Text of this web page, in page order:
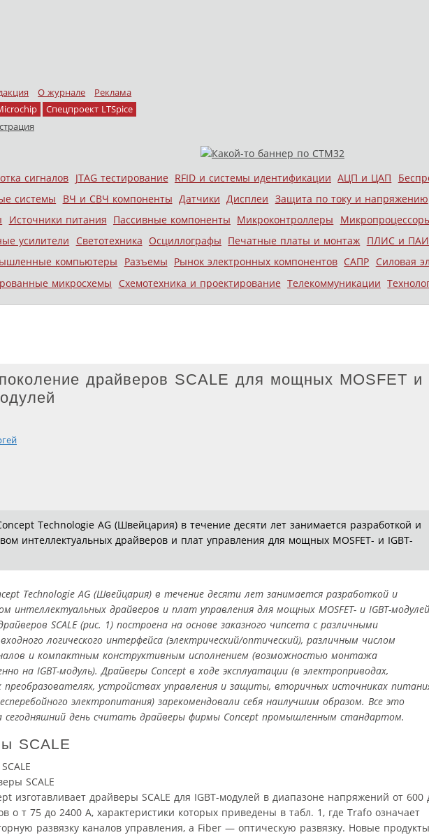
О журнале
Реклама
Спецпроект LTSpice
сигналов JTAG тестирование RFID и системы идентификации АЦП и ЦАП
системы
ВЧ и СВЧ компоненты Датчики Дисплеи Защита по току и напряжению
Источники питания Пассивные компоненты Микроконтроллеры
усилители
Светотехника Осциллографы Печатные платы и монтаж ПЛИС и
компьютеры
Разъемы Рынок электронных компонентов САПР Силовая
микросхемы
Схемотехника и проектирование Телекоммуникации
драйверов SCALE для мощных MOSFET и
Technologie AG (Швейцария) в течение десяти лет занимается разработкой и
интеллектуальных драйверов и плат управления для мощных MOSFET- и IGBT-
Technologie AG (Швейцария) в течение десяти лет занимается разработкой и
интеллектуальных драйверов и плат управления для мощных MOSFET- и IGBT-
SCALE (рис. 1) построена на основе заказного чипсета с различными
логического интерфейса (электрический/оптический), различным числом
и компактным конструктивным исполнением (возможностью монтажа
на IGBT-модуль). Драйверы Concept в ходе эксплуатации (в электроприводах,
устройствах управления и защиты, вторичных источниках
электропитания) зарекомендовали себя наилучшим образом. Все это
сегодняшний день считать драйверы фирмы Concept промышленным стандартом.
SCALE
SCALE
изготавливает драйверы SCALE для IGBT-модулей в диапазоне напряжений от 600
о т 75 до 2400 A, характеристики которых приведены в табл. 1, где Trafo означает
развязку каналов управления, а Fiber — оптическую развязку. Новые